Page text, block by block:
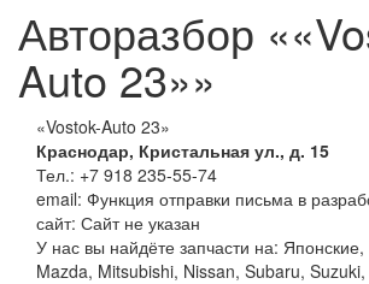
Авторазбор
Auto 23»»
«Vostok-Auto 23»
Краснодар, Кристальная ул., д. 15
Тел.: +7 918 235-55-74
email: Функция отправки письма в
сайт: Сайт не указан
У нас вы найдёте запчасти на:
Mazda, Mitsubishi, Nissan, Subaru,